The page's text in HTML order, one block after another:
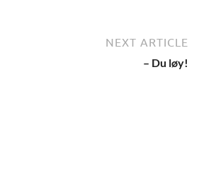
NEXT ARTICLE
– Du løy!